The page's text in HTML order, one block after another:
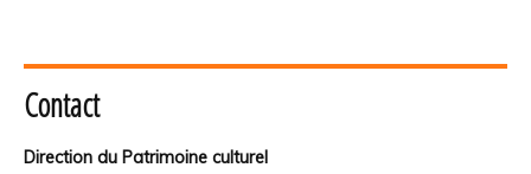
Contact
Direction du Patrimoine culturel